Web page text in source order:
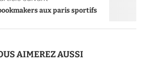
aux paris sportifs
AIMEREZ AUSSI